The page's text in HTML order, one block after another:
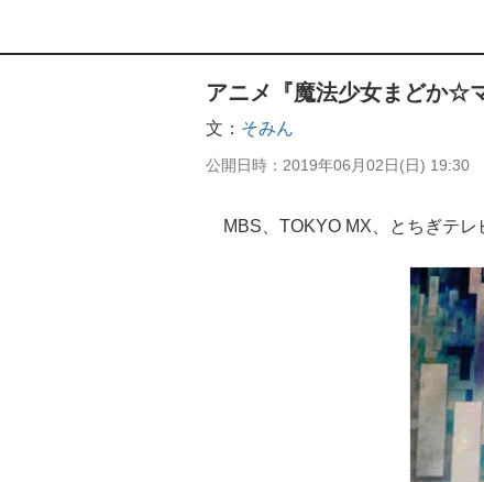
アニメ『魔法少女まどか☆
文 そみん
公開日時 2019年06月02日(日) 19:30
MBS、TOKYO MX、とちぎテレ